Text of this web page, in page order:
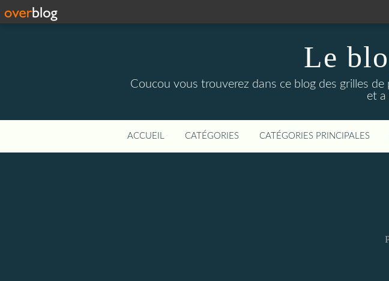
Le
Coucou vous trouverez dans ce blog des grilles
et a
ACCUEIL CATÉGORIES CATÉGORIES PRINCIPALES